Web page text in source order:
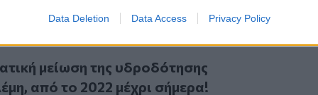
Data Deletion Data Access Privacy Policy
δικτύου, που χρονολογείται από το…
μείωση της υδροδότησης από τον Αποσελέμη, από το 2022
μείωση της υδροδότησης
από το 2022 μέχρι σήμερα!